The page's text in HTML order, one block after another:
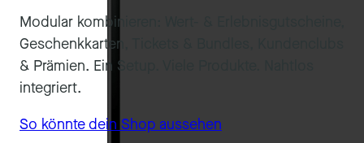
Modular kombinieren: Wert- & Erlebnisgutscheine,
Geschenkkarten, Tickets & Bundles, Kundenclubs
& Prämien. Ein Setup. Viele Produkte. Nahtlos
integriert.
So könnte dein Shop aussehen